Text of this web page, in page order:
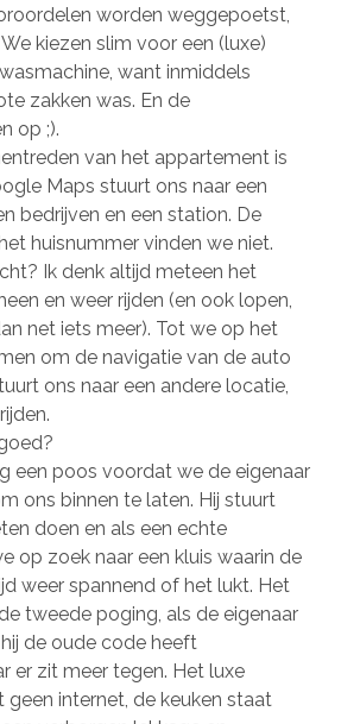
worden weggepoetst,
kiezen slim voor een (luxe)
want inmiddels
zakken was. En de
op ;).
van het appartement is
Maps stuurt ons naar een
bedrijven en een station. De
huisnummer vinden we niet.
Ik denk altijd meteen het
en weer rijden (en ook lopen,
net iets meer). Tot we op het
om de navigatie van de auto
ons naar een andere locatie,
een poos voordat we de eigenaar
ons binnen te laten. Hij stuurt
doen en als een echte
op zoek naar een kluis waarin de
weer spannend of het lukt. Het
tweede poging, als de eigenaar
de oude code heeft
er zit meer tegen. Het luxe
internet, de keuken staat